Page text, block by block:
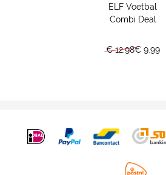
De perfecte keeper worden. Op alle
onder de lat zijn. Die ambitie draagt
hele leven mee. Daar deed en doet
ELF Voetbal
Combi Deal
€ 12.98€ 9.99